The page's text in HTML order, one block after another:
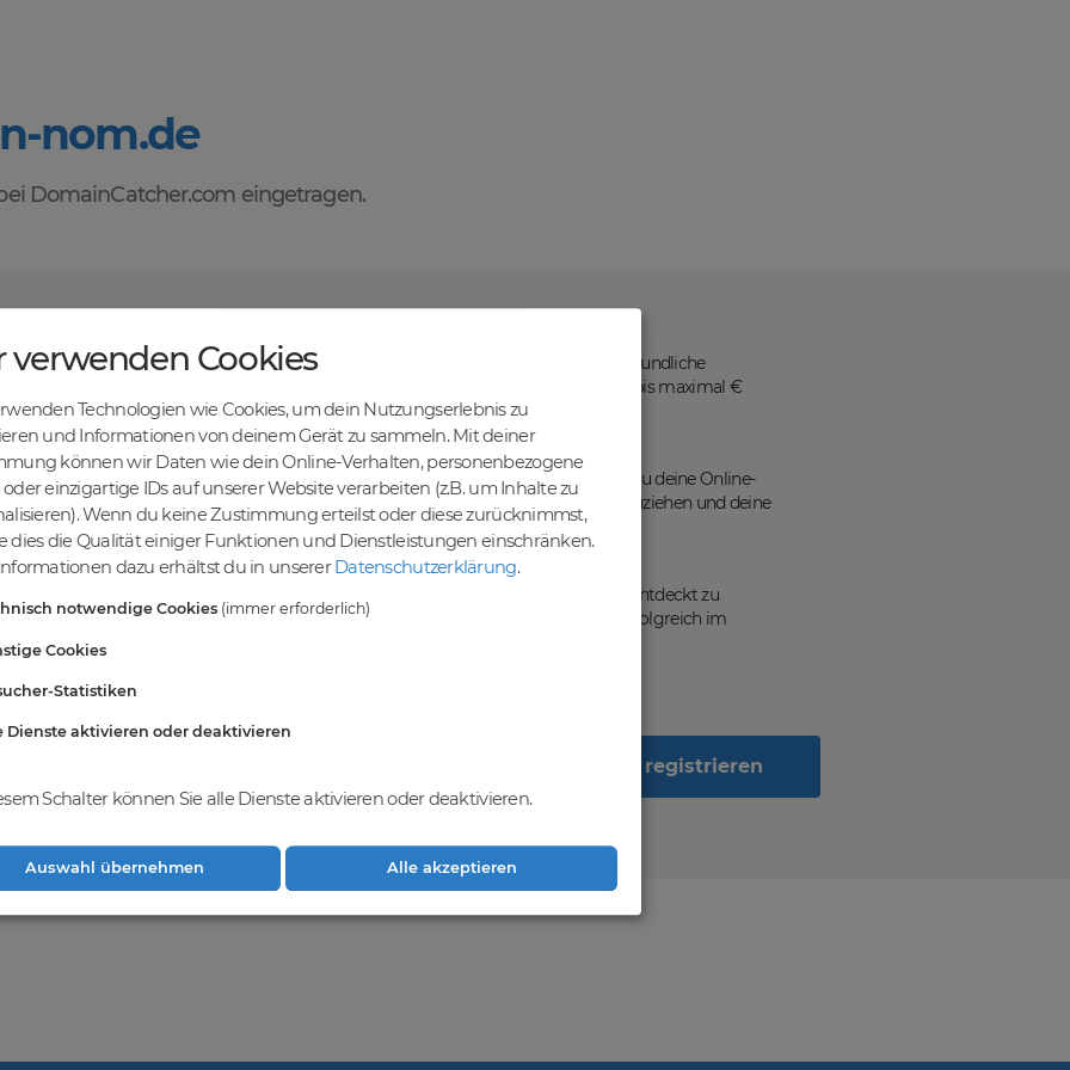
nom.de
DomainCatcher.com eingetragen.
des Domainhandels mit DomainCatcher
dir alle Vorteile des Domainhandels zur Verfügung. Entdecke eine benutzerfreundliche
kaufen, verkaufen und recyceln kannst. Profitiere von fairen Nettopreisen bis maximal €
Abwicklung und sicheren Domaintransfers.
Online-Erfolg mit DomainCatcher
Schlüssel zum Online-Erfolg. Mit unserem breiten Angebot an Domains kannst du deine Online-
deine Zielgruppe gezielt ansprechen. Nutze die Möglichkeit, gezielten Traffic anzuziehen und deine
zu steigern.
vielfältigen Auswahl an Domains
du eine breite Auswahl an erstklassigen Domains, die darauf warten, von dir entdeckt zu
Möglichkeiten, um deine Online-Präsenz zu stärken und dein Geschäft erfolgreich im
Gemeinsam realisieren wir deinen Erfolg im Online-Bereich.
beiDomainCatcherund registriere
zu erwerben und dein
Jetzt registrieren
verwenden Cookies
Technologien wie Cookies, um dein Nutzungserlebnis zu
und Informationen von deinem Gerät zu sammeln. Mit deiner
können wir Daten wie dein Online-Verhalten, personenbezogene
einzigartige IDs auf unserer Website verarbeiten (z.B. um Inhalte zu
Wenn du keine Zustimmung erteilst oder diese zurücknimmst,
dies die Qualität einiger Funktionen und Dienstleistungen einschränken.
dazu erhältst du in unserer Datenschutzerklärung.
notwendige Cookies (immer erforderlich)
Cookies
Statistiken
Dienste aktivieren oder deaktivieren
Schalter können Sie alle Dienste aktivieren oder deaktivieren.
Auswahl übernehmen Alle akzeptieren